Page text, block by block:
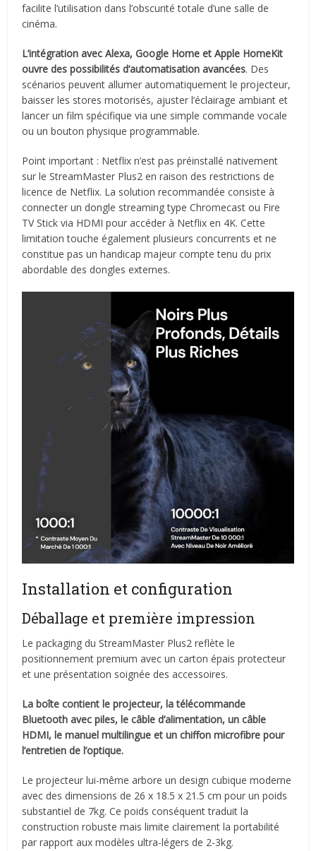
facilite l’utilisation dans l’obscurité totale d’une salle de
cinéma.
L’intégration avec Alexa, Google Home et Apple HomeKit
ouvre des possibilités d’automatisation avancées. Des
scénarios peuvent allumer automatiquement le projecteur,
baisser les stores motorisés, ajuster l’éclairage ambiant et
lancer un film spécifique via une simple commande vocale
ou un bouton physique programmable.
Point important : Netflix n’est pas préinstallé nativement
sur le StreamMaster Plus2 en raison des restrictions de
licence de Netflix. La solution recommandée consiste à
connecter un dongle streaming type Chromecast ou Fire
TV Stick via HDMI pour accéder à Netflix en 4K. Cette
limitation touche également plusieurs concurrents et ne
constitue pas un handicap majeur compte tenu du prix
abordable des dongles externes.
Installation et configuration
Déballage et première impression
Le packaging du StreamMaster Plus2 reflète le
positionnement premium avec un carton épais protecteur
et une présentation soignée des accessoires.
La boîte contient le projecteur, la télécommande
Bluetooth avec piles, le câble d’alimentation, un câble
HDMI, le manuel multilingue et un chiffon microfibre pour
l’entretien de l’optique.
Le projecteur lui-même arbore un design cubique moderne
avec des dimensions de 26 x 18.5 x 21.5 cm pour un poids
substantiel de 7kg. Ce poids conséquent traduit la
construction robuste mais limite clairement la portabilité
par rapport aux modèles ultra-légers de 2-3kg.